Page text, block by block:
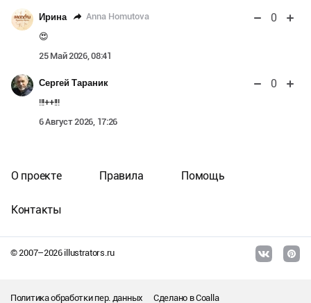
Ирина Anna Homutova 0
😍
25 Май 2026, 08:41
Сергей Тараник 0
!!!++!!!
6 Август 2026, 17:26
© 2007–2026illustrators.ru
О проекте Правила Помощь
Контакты
Политика обработки пер. данных Сделано вCoalla